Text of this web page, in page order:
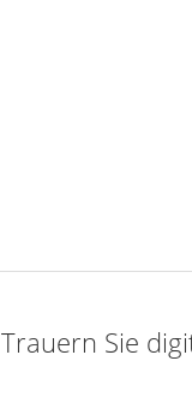
Trauern Sie